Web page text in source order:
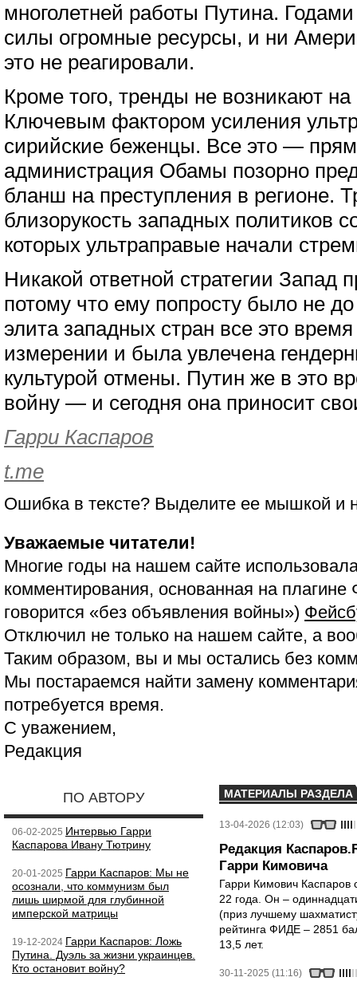
многолетней работы Путина.
силы огромные ресурсы, и ни
это не реагировали.
Кроме того, тренды не возникают
Ключевым фактором усиления
сирийские беженцы. Все это —
администрация Обамы позорно
бланш на преступления в регионе.
близорукость западных политиков
которых ультраправые начали
Никакой ответной стратегии Запад
потому что ему попросту было не
элита западных стран все это
измерении и была увлечена
культурой отмены. Путин же в это
войну — и сегодня она приносит
Гарри Каспаров
t.me
Ошибка в тексте? Выделите ее мышкой и
Уважаемые читатели!
Многие годы на нашем сайте
комментирования, основанная на
говорится «без объявления войны»)
Отключил не только на нашем сайте, а
Таким образом, вы и мы остались без
Мы постараемся найти замену
потребуется время.
С уважением,
Редакция
ПО АВТОРУ
06-02-2025 Интервью Гарри
Каспарова Ивану Тютрину
20-01-2025 Гарри Каспаров: Мы не
осознали, что коммунизм был
лишь ширмой для глубинной
имперской матрицы
19-12-2024 Гарри Каспаров: Ложь
Путина. Дуэль за жизни украинцев.
Кто остановит войну?
МАТЕРИАЛЫ РАЗДЕЛА
13-04-2026 (12:03)
Редакция
Гарри Кимовича
Гарри Кимович
22 года. Он –
(приз лучшему
рейтинга ФИДЕ – 2851
13,5 лет.
30-11-2025 (11:16)